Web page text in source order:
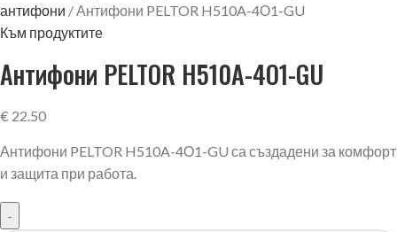
антифони
Антифони PELTOR H510A-4О1-GU
Към продуктите
Антифони PELTOR H510A-4О1-GU
€ 22.50
Антифони PELTOR H510A-4О1-GU са създадени за комфорт
и защита при работа.